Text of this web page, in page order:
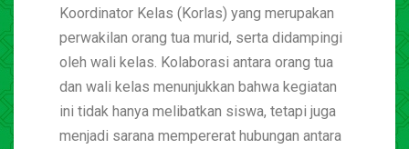
Koordinator Kelas (Korlas) yang merupakan
perwakilan orang tua murid, serta didampingi
oleh wali kelas. Kolaborasi antara orang tua
dan wali kelas menunjukkan bahwa kegiatan
ini tidak hanya melibatkan siswa, tetapi juga
menjadi sarana mempererat hubungan antara